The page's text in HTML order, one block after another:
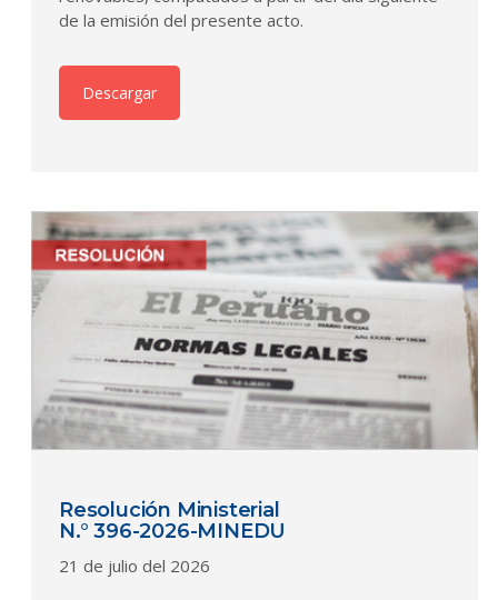
de la emisión del presente acto.
Descargar
Resolución Ministerial
N.° 396-2026-MINEDU
21 de julio del 2026